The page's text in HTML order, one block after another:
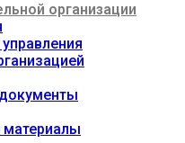
организации